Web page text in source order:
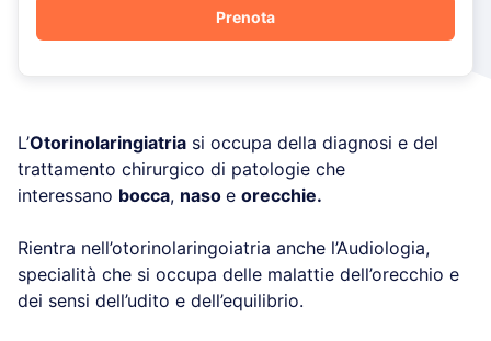
L’Otorinolaringiatria si occupa della diagnosi e del
trattamento chirurgico di patologie che
interessano bocca, naso e orecchie.
Rientra nell’otorinolaringoiatria anche l’Audiologia,
specialità che si occupa delle malattie dell’orecchio e
dei sensi dell’udito e dell’equilibrio.